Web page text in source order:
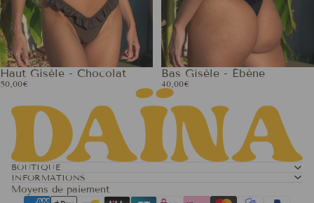
Haut Gisèle - Chocolat
50,00€
Bas Gisèle - Ébène
40,00€
BOUTIQUE
INFORMATIONS
Moyens de paiement
Politique de remboursement
Conditions d’utilisation
Conditions générales de vente
Coordonnées
Mentions légales